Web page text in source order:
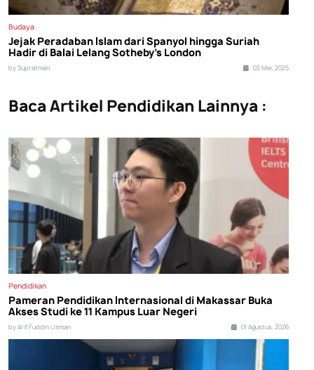
Budaya
Jejak Peradaban Islam dari Spanyol hingga Suriah
Hadir di Balai Lelang Sotheby’s London
by Supratman 02 Mei, 2025
Baca Artikel Pendidikan Lainnya :
Pendidikan
Pameran Pendidikan Internasional di Makassar Buka
Akses Studi ke 11 Kampus Luar Negeri
by Arif Fuddin Usman 01 Agustus, 2026